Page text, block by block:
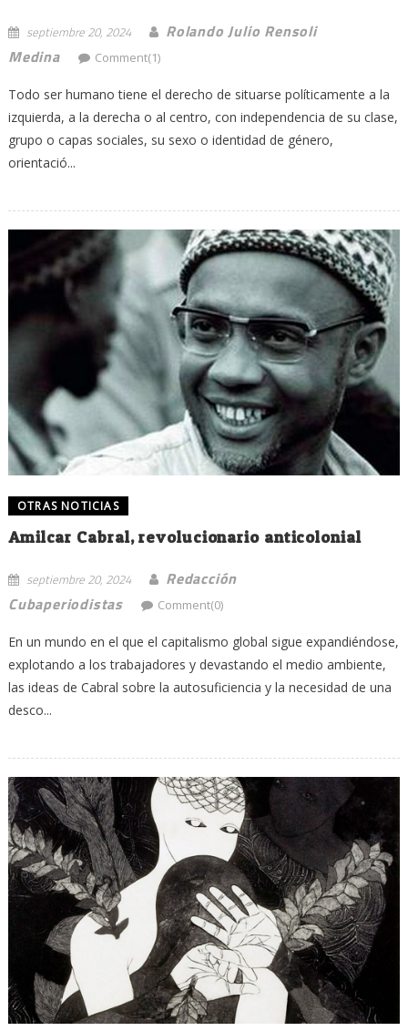
septiembre 20, 2024
Rolando Julio Rensoli
Medina
Comment(1)
Todo ser humano tiene el derecho de situarse políticamente a la
izquierda, a la derecha o al centro, con independencia de su clase,
grupo o capas sociales, su sexo o identidad de género,
orientació...
OTRAS NOTICIAS
Amilcar Cabral, revolucionario anticolonial
septiembre 20, 2024
Redacción
Cubaperiodistas
Comment(0)
En un mundo en el que el capitalismo global sigue expandiéndose,
explotando a los trabajadores y devastando el medio ambiente,
las ideas de Cabral sobre la autosuficiencia y la necesidad de una
desco...